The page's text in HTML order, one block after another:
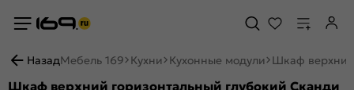
НазадМебель 169 Кухни Кухонные модули Шкаф
Шкаф верхний горизонтальный глубокий Сканди